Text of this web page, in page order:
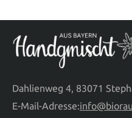
Dahlienweg 4, 83071
E-Mail-Adresse: